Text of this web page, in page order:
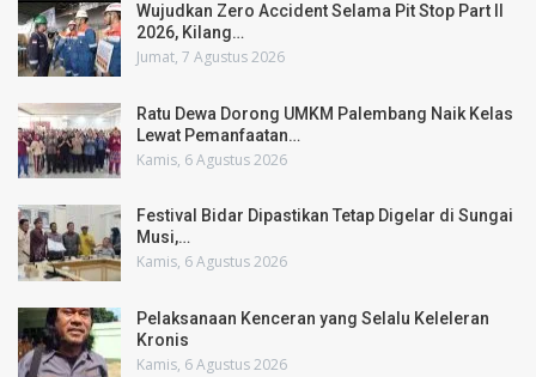
Wujudkan Zero Accident Selama Pit Stop Part II
2026, Kilang…
Jumat, 7 Agustus 2026
Ratu Dewa Dorong UMKM Palembang Naik Kelas
Lewat Pemanfaatan…
Kamis, 6 Agustus 2026
Festival Bidar Dipastikan Tetap Digelar di Sungai
Musi,…
Kamis, 6 Agustus 2026
Pelaksanaan Kenceran yang Selalu Keleleran
Kronis
Kamis, 6 Agustus 2026